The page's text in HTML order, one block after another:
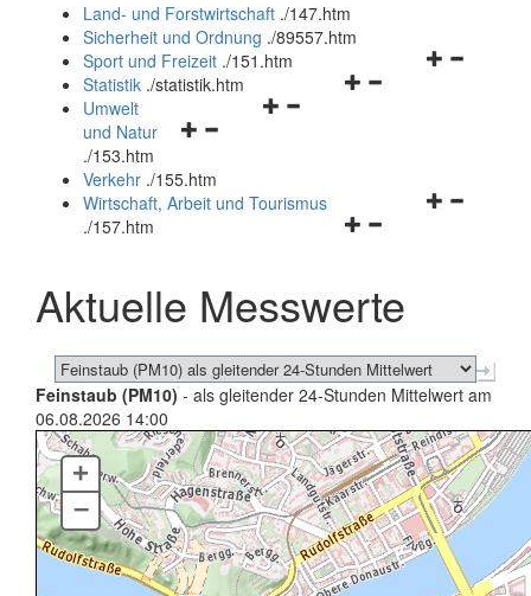
und
schließen
Land- und Forstwirtschaft ./147.htm
Sicherheit und Ordnung ./89557.htm
Navigationsmenü
Sport und Freizeit ./151.htm
Navigationsmenü
Statistik ./statistik.htm
Navigationsmenü
und
schließen
Umwelt
und Natur
./153.htm
Verkehr ./155.htm
Navigationsmenü
schließen
Wirtschaft, Arbeit und Tourismus
./157.htm
Aktuelle Messwerte
Feinstaub (PM10) - als gleitender 24-Stunden Mittelwert am
06.08.2026 14:00
+
–